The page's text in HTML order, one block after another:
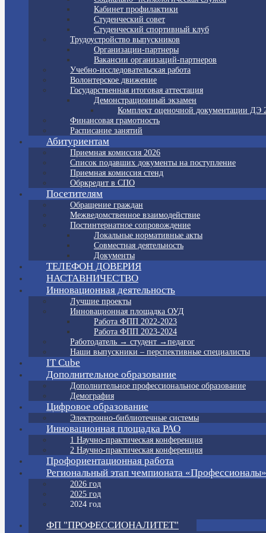
Кабинет профилактики
Студенческий совет
Студенческий спортивный клуб
Трудоустройство выпускников
Организации-партнеры
Вакансии организаций-партнеров
Учебно-исследовательская работа
Волонтерское движение
Государственная итоговая аттестация
Демонстрационный экзамен
Комплект оценочной документации ДЭ
Финансовая грамотность
Расписание занятий
Абитуриентам
Приемная комиссия 2026
Список подавших документы на поступление
Приемная комиссия стенд
Обркредит в СПО
Посетителям
Обращение граждан
Межведомственное взаимодействие
Постинтернатное сопровождение
Локальные нормативные акты
Совместная деятельность
Документы
ТЕЛЕФОН ДОВЕРИЯ
НАСТАВНИЧЕСТВО
Инновационная деятельность
Лучшие проекты
Инновационная площадка ОУД
Работа ФПП 2022-2023
Работа ФПП 2023-2024
Работодатель → студент →педагог
Наши выпускники – перспективные специалисты
IT Cube
Дополнительное образование
Дополнительное профессиональное образование
Демография
Цифровое образование
Электронно-библиотечные системы
Инновационная площадка РАО
1 Научно-практическая конференция
2 Научно-практическая конференция
Профориентационная работа
Региональный этап чемпионата «Профессионалы»
2026 год
2025 год
2024 год
ФП "ПРОФЕССИОНАЛИТЕТ"